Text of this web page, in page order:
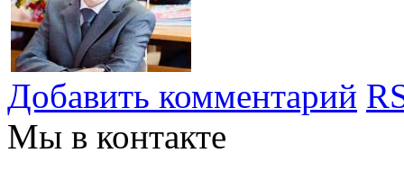
Добавить комментарий
Мы в контакте